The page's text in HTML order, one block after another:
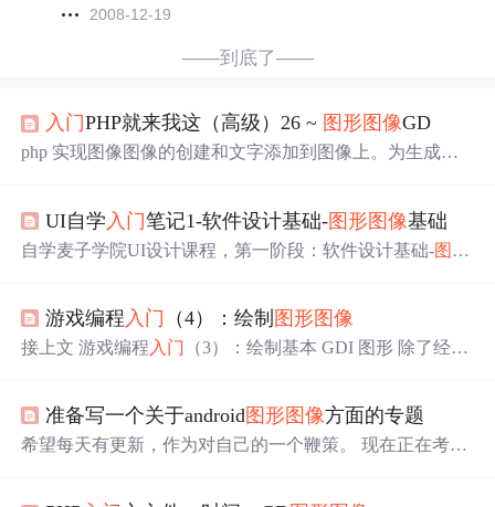
2008-12-19
——到底了——
入门PHP就来我这（高级）26 ~ 图形图像GD
php 实现图像图像的创建和文字添加到图像上。为生成验
UI自学 入门笔记1-软件设计基础-图形图像基础
自学麦子学院UI设计课程，第一阶段：软件设计基础-图形
纯度 其他 其他配色方式 渐变 强调 分离反复 自然 人工
图片参数设置 PS保存时的图片参数设置， 开始学习可以
游戏编程 入门 （4）：绘制 图形图像
接上文 游戏编程 入门
（3）：绘制基本 GDI 图形 除了经典
图形图像。 本章内容包括： 位图图像的基础知识以及为什
么它们在游戏编程中如此重要 位图图像的内部工作方式 如
准备写一个关于android图形图像方面的专题
希望每天有更新，作为对自己的一个鞭策。 现在正在考虑